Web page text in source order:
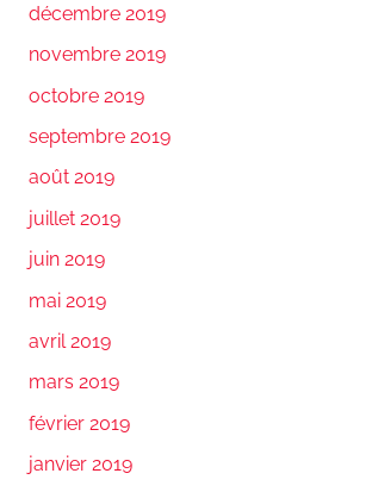
décembre 2019
novembre 2019
octobre 2019
septembre 2019
août 2019
juillet 2019
juin 2019
mai 2019
avril 2019
mars 2019
février 2019
janvier 2019